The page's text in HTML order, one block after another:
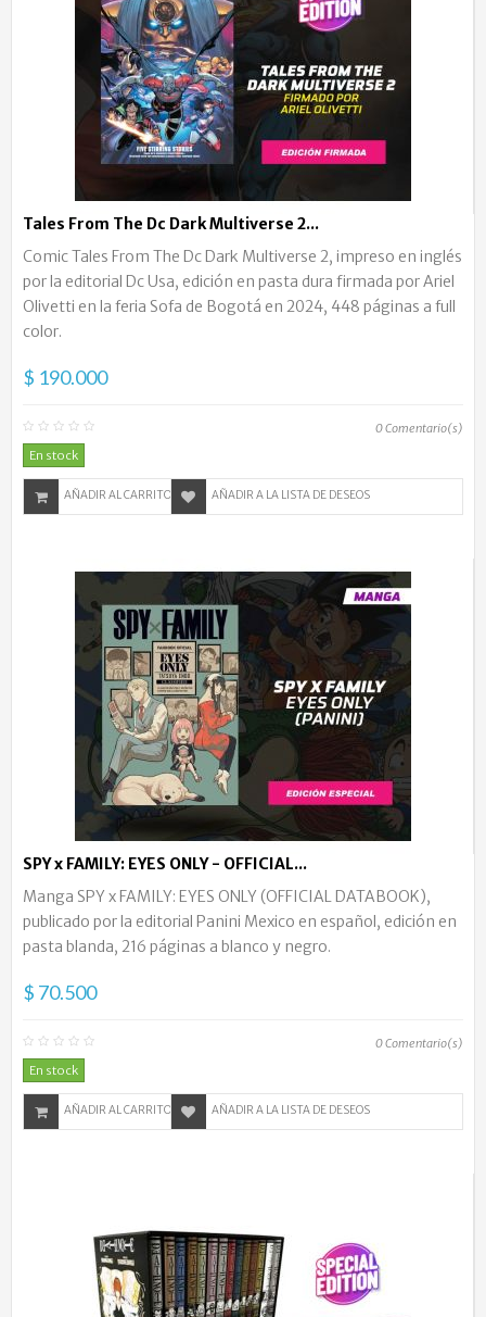
Tales From The Dc Dark Multiverse 2...
Comic Tales From The Dc Dark Multiverse 2, impreso en inglés
por la editorial Dc Usa, edición en pasta dura firmada por Ariel
Olivetti en la feria Sofa de Bogotá en 2024, 448 páginas a full
color.
$ 190.000
0Comentario(s)
En stock
AÑADIR AL CARRITO AÑADIR A LA LISTA DE DESEOS
SPY x FAMILY: EYES ONLY - OFFICIAL...
Manga SPY x FAMILY: EYES ONLY (OFFICIAL DATABOOK),
publicado por la editorial Panini Mexico en español, edición en
pasta blanda, 216 páginas a blanco y negro.
$ 70.500
0Comentario(s)
En stock
AÑADIR AL CARRITO AÑADIR A LA LISTA DE DESEOS